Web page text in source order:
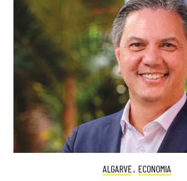
ALGARVE, ECONOMIA